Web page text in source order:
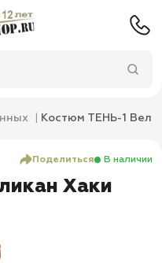
Костюм ТЕНЬ-1
Поделиться В наличии
Хаки